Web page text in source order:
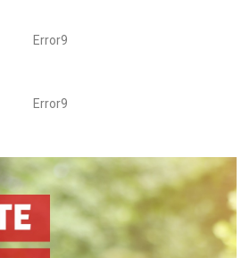
Error9
Error9